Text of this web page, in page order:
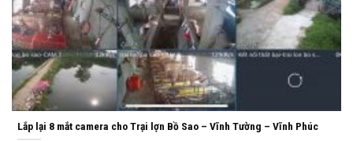
Lắp lại 8 mắt camera cho Trại lợn Bồ Sao – Vĩnh Tường – Vĩnh Phúc